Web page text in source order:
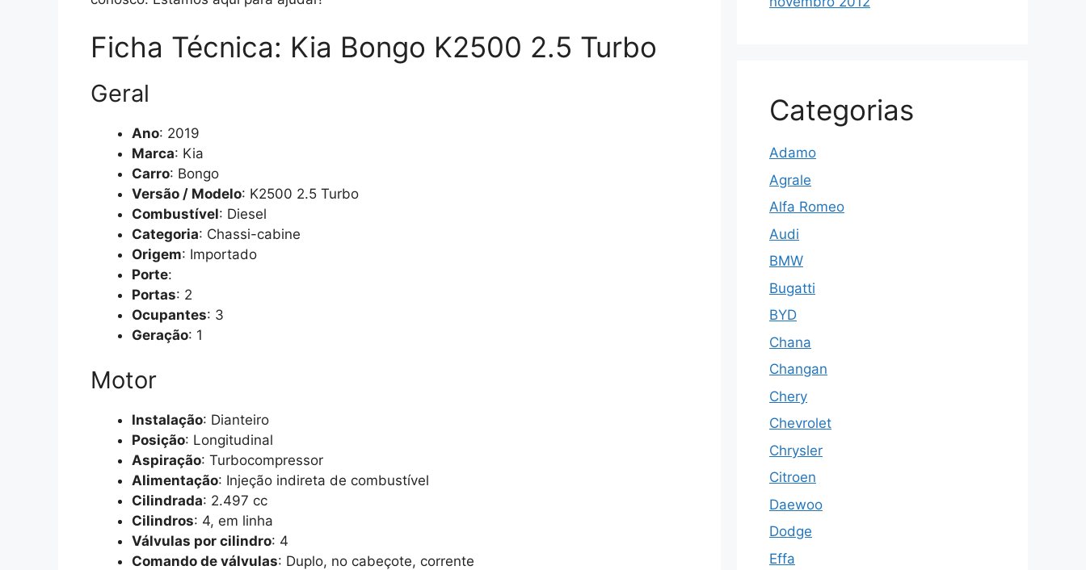
Ficha Técnica: Kia Bongo K2500 2.5 Turbo
Geral
Ano: 2019
Marca: Kia
Carro: Bongo
Versão / Modelo: K2500 2.5 Turbo
Combustível: Diesel
Categoria: Chassi-cabine
Origem: Importado
Porte:
Portas: 2
Ocupantes: 3
Geração: 1
Motor
Instalação: Dianteiro
Posição: Longitudinal
Aspiração: Turbocompressor
Alimentação: Injeção indireta de combustível
Cilindrada: 2.497 cc
Cilindros: 4, em linha
Válvulas por cilindro: 4
Comando de válvulas: Duplo, no cabeçote, corrente
Categorias
Adamo
Agrale
Alfa Romeo
Audi
BMW
Bugatti
BYD
Chana
Changan
Chery
Chevrolet
Chrysler
Citroen
Daewoo
Dodge
Effa